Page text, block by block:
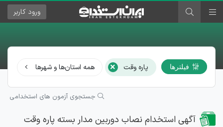
ورود کاربر
فیلترها پاره وقت × همه استان‌ها و شهرها
جستجوی آزمون های استخدامی
آگهی استخدام نصاب دوربین مدار بسته پاره وقت